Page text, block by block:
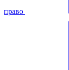
право